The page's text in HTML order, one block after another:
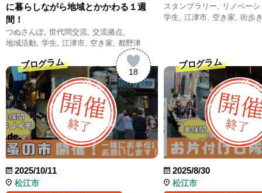
に暮らしながら地域とかかわる１週
間！
つぬさんぽ 世代間交流 交流拠点
地域活動
学生 江津市 空き家 都野津
スタンプラリー
リノベー
学生
江津市 空き家 街歩
18
プログラム
2025/10/11
松江市
プログラム
2025/8/30
松江市